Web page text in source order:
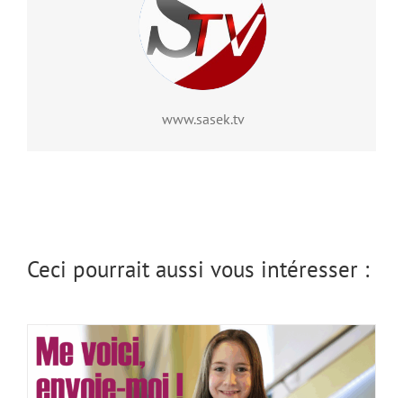
www.sasek.tv
Ceci pourrait aussi vous intéresser :